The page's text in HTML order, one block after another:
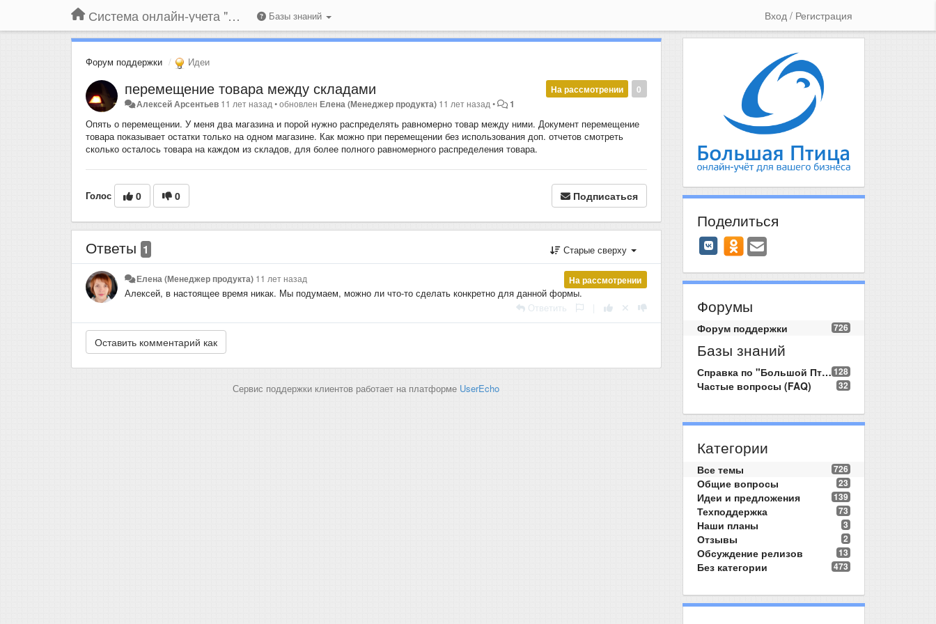
Система онлайн-учета "Большая Птица" Базы знаний Вход / Регистрация
Форум поддержки Идеи
0
На рассмотрении
перемещение товара между складами
Алексей Арсентьев 11 лет назад •обновленЕлена (Менеджер продукта) 11 лет назад • 1
Опять о перемещении. У меня два магазина и порой нужно распределять равномерно товар между ними. Документ перемещение
товара показывает остатки только на одном магазине. Как можно при перемещении без использования доп. отчетов смотреть
сколько осталось товара на каждом из складов, для более полного равномерного распределения товара.
Голос 0 0 Подписаться
Ответы 1 Старые сверху
На рассмотрении
Елена (Менеджер продукта) 11 лет назад
Алексей, в настоящее время никак. Мы подумаем, можно ли что-то сделать конкретно для данной формы.
Ответить
Сервис поддержки клиентов работает на платформе UserEcho
Поделиться
Форумы
726
Форум поддержки
Базы знаний
128
Справка по "Большой Птице"
32
Частые вопросы (FAQ)
Категории
726
Все темы
23
Общие вопросы
139
Идеи и предложения
73
Техподдержка
3
Наши планы
2
Отзывы
13
Обсуждение релизов
473
Без категории